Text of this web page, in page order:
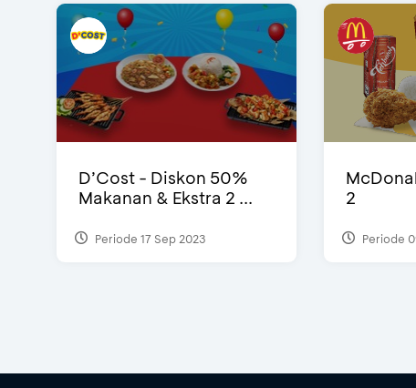
D’Cost - Diskon 50%
Makanan & Ekstra 2 ...
Periode 17 Sep 2023
2
Periode